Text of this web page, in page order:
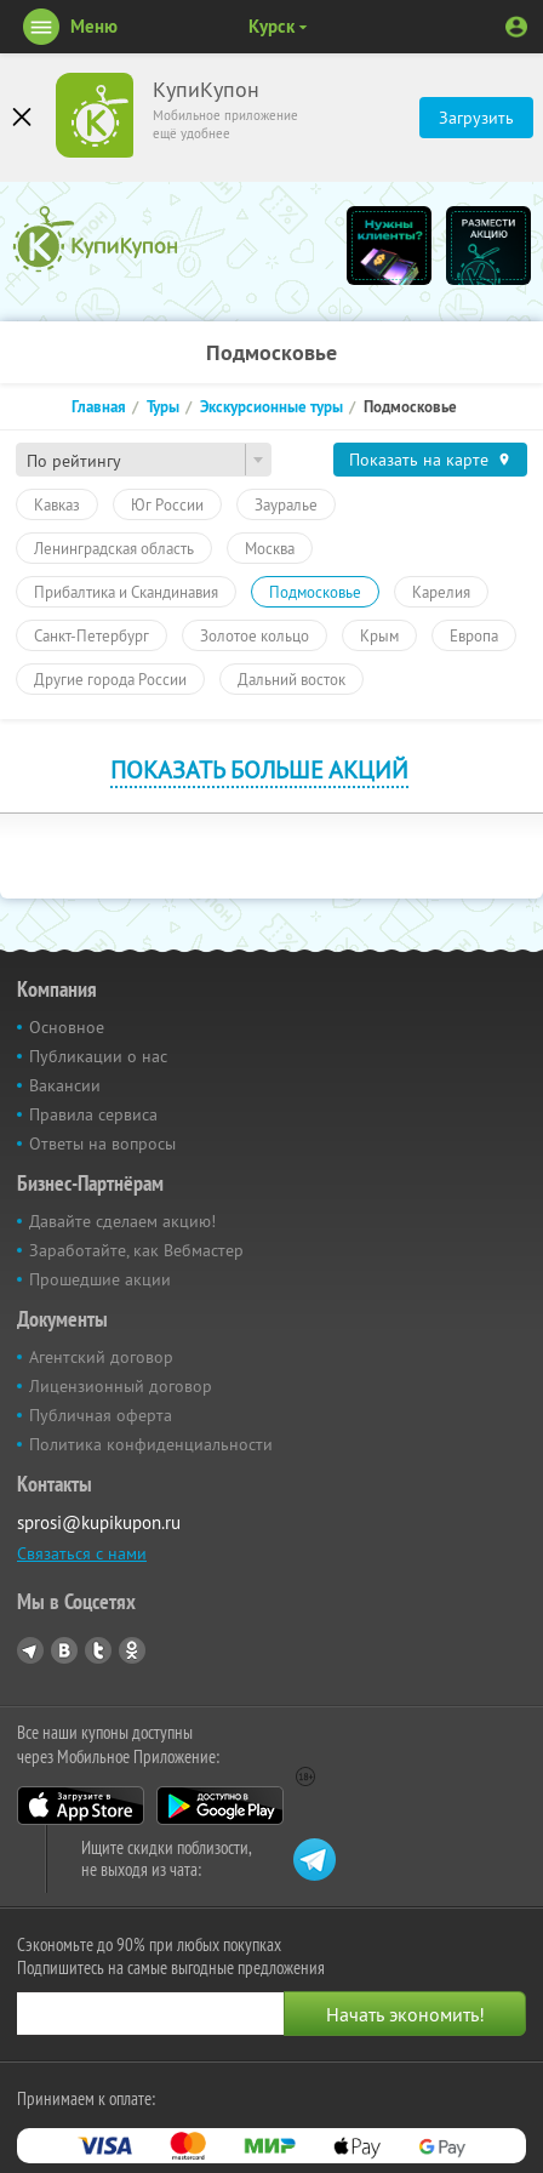
КупиКупон
Мобильное приложение
ещё удобнее
Загрузить
Меню Курск
Подмосковье
По рейтингу
Главная Туры Экскурсионные туры Подмосковье
Показать на карте
Кавказ Юг России Зауралье
Ленинградская область Москва
Прибалтика и Скандинавия Подмосковье Карелия
Санкт-Петербург Золотое кольцо Крым Европа
Другие города России Дальний восток
ПОКАЗАТЬ БОЛЬШЕ АКЦИЙ
Компания
Основное
Публикации о нас
Вакансии
Правила сервиса
Ответы на вопросы
Бизнес-Партнёрам
Давайте сделаем акцию!
Заработайте, как Вебмастер
Прошедшие акции
Документы
Агентский договор
Лицензионный договор
Публичная оферта
Политика конфиденциальности
Контакты
sprosi@kupikupon.ru
Связаться с нами
Мы в Соцсетях
Все наши купоны доступны
через Мобильное Приложение:
Ищите скидки поблизости,
не выходя из чата:
Сэкономьте до 90% при любых покупках
Подпишитесь на самые выгодные предложения
Принимаем к оплате: